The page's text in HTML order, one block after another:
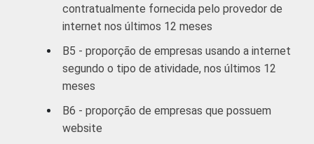
Atividades
administrativas
complementares
comunicação;
contratualmente fornecida pelo provedor de
internet nos últimos 12 meses
B5 - proporção de empresas usando a internet
segundo o tipo de atividade, nos últimos 12
meses
B6 - proporção de empresas que possuem
website